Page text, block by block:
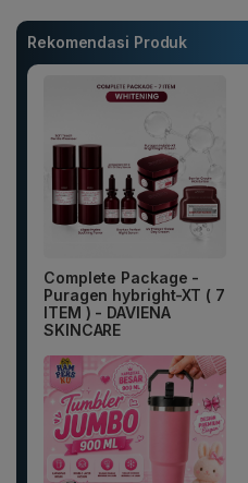
Rekomendasi Produk
Complete Package -
Puragen hybright-XT ( 7
ITEM ) - DAVIENA
SKINCARE